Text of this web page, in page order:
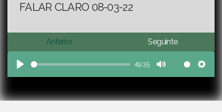
FALAR CLARO 08-03-22
Anterior Seguinte
Play
49:35
Mute